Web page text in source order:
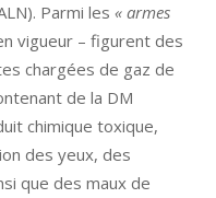
Parmi les « armes
vigueur – figurent des
chargées de gaz de
de la DM
chimique toxique,
des yeux, des
que des maux de